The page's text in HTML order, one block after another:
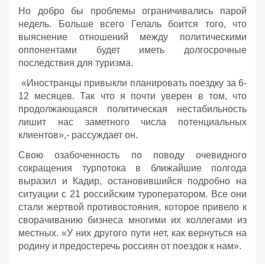
Но добро бы проблемы ограничивались парой
недель. Больше всего Гелаль боится того, что
выяснение отношений между политическими
оппонентами будет иметь долгосрочные
последствия для туризма.
«Иностранцы привыкли планировать поездку за 6-
12 месяцев. Так что я почти уверен в том, что
продолжающаяся политическая нестабильность
лишит нас заметного числа потенциальных
клиентов»,- рассуждает он.
Свою озабоченность по поводу очевидного
сокращения турпотока в ближайшие полгода
выразил и Кадир, остановившийся подробно на
ситуации с 21 российским туроператором. Все они
стали жертвой противостояния, которое привело к
сворачиванию бизнеса многими их коллегами из
местных. «У них другого пути нет, как вернуться на
родину и предостеречь россиян от поездок к нам».